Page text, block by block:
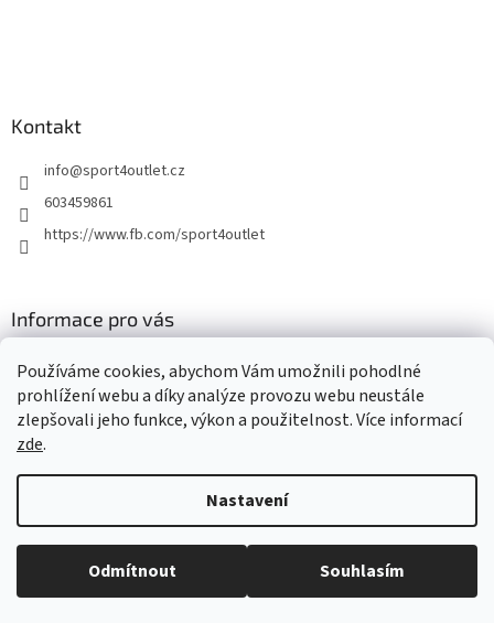
Používáme cookies, abychom Vám umožnili pohodlné
prohlížení webu a díky analýze provozu webu neustále
zlepšovali jeho funkce, výkon a použitelnost. Více informací
zde.
Nastavení
Odmítnout Souhlasím
Beru na vědomí, že expedice objednávek bude probíhat od 10.8.2026
Kontakt
info@sport4outlet.cz
603459861
https://www.fb.com/sport4outlet
Informace pro vás
GDPR
Moje objednávka
Copyright 2026Sport4outlet. Všechna práva vyhrazena.Upravit